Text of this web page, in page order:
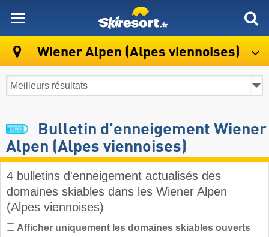
Wiener Alpen (Alpes viennoises)
Bulletin d'enneigement Wiener
Alpen (Alpes viennoises)
4 bulletins d'enneigement actualisés des
domaines skiables dans les Wiener Alpen
(Alpes viennoises) ​
Afficher uniquement les domaines skiables ouverts